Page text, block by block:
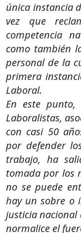
única instancia
vez que
competencia
como también
personal de la
primera
Laboral.
En este punto,
Laboralistas,
con casi 50
por defender
trabajo, ha
tomada por los
no se puede
hay un sobre o
justicia
normalice el